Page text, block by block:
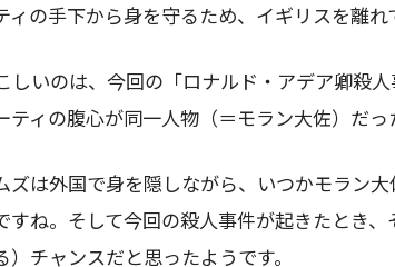
ィの手下から身を守るため、イギリスを離れ
しいのは、今回の「ロナルド・アデア卿殺
ティの腹心が同一人物（＝モラン大佐）だっ
ズは外国で身を隠しながら、いつかモラン
すね。そして今回の殺人事件が起きたとき
）チャンスだと思ったようです。